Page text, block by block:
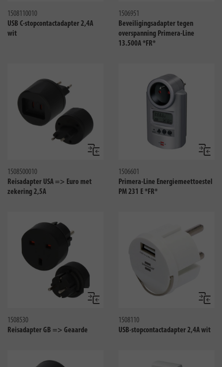
1508110010
USB C-stopcontactadapter 2,4A
wit
1506951
Beveiligingsadapter tegen
overspanning Primera-Line
13.500A *FR*
Vergelijken
1508500010
Reisadapter USA => Euro met
zekering 2,5A
1506601
Primera-Line Energiemeettoestel
PM 231 E *FR*
Vergelijken
1508530
Reisadapter GB => Geaarde
1508110
USB-stopcontactadapter 2,4A wit